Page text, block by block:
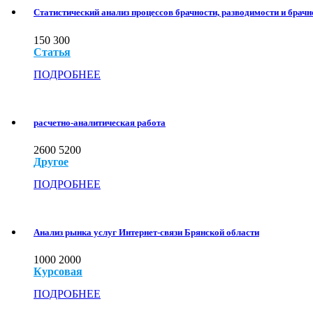
Статистический анализ процессов брачности, разводимости и
150 300
Статья
ПОДРОБНЕЕ
расчетно-аналитическая работа
2600 5200
Другое
ПОДРОБНЕЕ
Анализ рынка услуг Интернет-связи Брянской области
1000 2000
Курсовая
ПОДРОБНЕЕ